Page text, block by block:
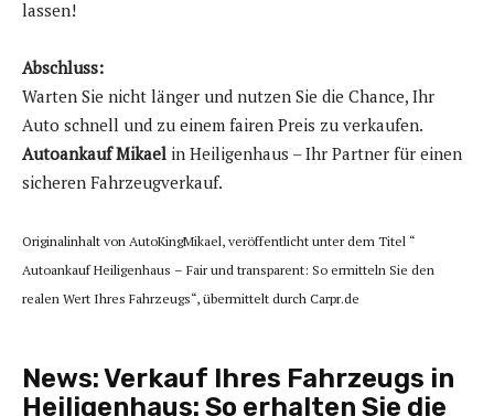
lassen!
Abschluss:
Warten Sie nicht länger und nutzen Sie die Chance, Ihr
Auto schnell und zu einem fairen Preis zu verkaufen.
Autoankauf Mikael in Heiligenhaus – Ihr Partner für einen
sicheren Fahrzeugverkauf.
Originalinhalt von AutoKingMikael, veröffentlicht unter dem Titel “
Autoankauf Heiligenhaus – Fair und transparent: So ermitteln Sie den
realen Wert Ihres Fahrzeugs“, übermittelt durch Carpr.de
News:Verkauf Ihres Fahrzeugs in
Heiligenhaus: So erhalten Sie die